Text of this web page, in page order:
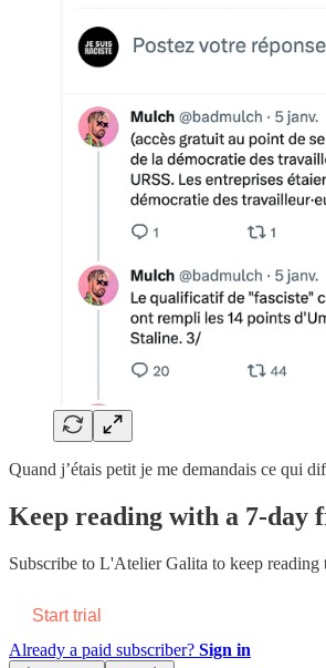
Quand j’étais petit je me demandais ce qui
Keep reading with a 7-day
Subscribe to L'Atelier Galita to keep reading
Start trial
Already a paid subscriber? Sign in